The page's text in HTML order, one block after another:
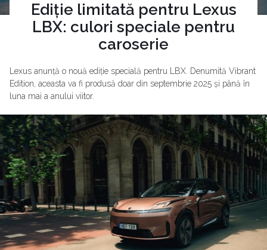
Ediție limitată pentru Lexus
LBX: culori speciale pentru
caroserie
Lexus anunță o nouă ediție specială pentru LBX. Denumită Vibrant
Edition, aceasta va fi produsă doar din septembrie 2025 și până în
luna mai a anului viitor.